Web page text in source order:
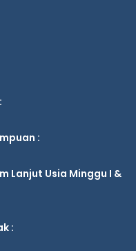
:
Lanjut Usia Minggu I &
: